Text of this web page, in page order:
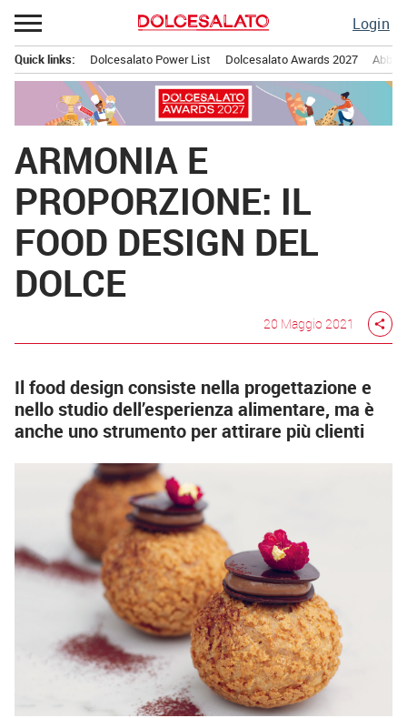
Passa
al
contenuto
Login
principale
Quick links: Dolcesalato Power List Dolcesalato Awards 2027
ARMONIA E
PROPORZIONE: IL
FOOD DESIGN DEL
DOLCE
20 Maggio 2021 share
Il food design consiste nella progettazione e
nello studio dell’esperienza alimentare, ma è
anche uno strumento per attirare più clienti